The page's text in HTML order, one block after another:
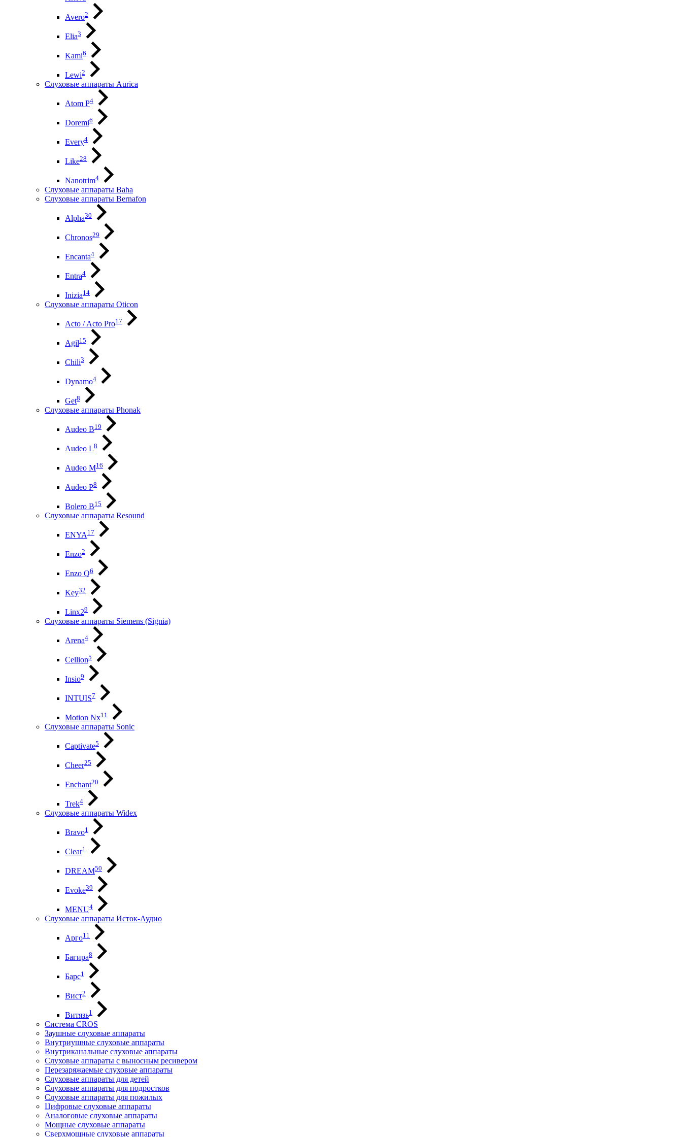
Avero2
Elia3
Kami6
Lewi2
Слуховые аппараты Aurica
Atom P4
Doremi6
Every4
Like28
Nanotrim4
Слуховые аппараты Baha
Слуховые аппараты Bernafon
Alpha30
Chronos29
Encanta4
Entra4
Inizia14
Слуховые аппараты Oticon
Acto / Acto Pro17
Agil15
Chili3
Dynamo4
Get8
Слуховые аппараты Phonak
Audeo B19
Audeo L8
Audeo М16
Audeo P8
Bolero B15
Слуховые аппараты Resound
ENYA17
Enzo2
Enzo Q6
Key32
Linx29
Слуховые аппараты Siemens (Signia)
Arena4
Cellion5
Insio9
INTUIS7
Motion Nx11
Слуховые аппараты Sonic
Captivate5
Cheer25
Enchant20
Trek4
Слуховые аппараты Widex
Bravo1
Clear1
DREAM50
Evoke39
MENU4
Слуховые аппараты Исток-Аудио
Арго11
Багира8
Барс1
Вист2
Витязь1
Система CROS
Заушные слуховые аппараты
Внутриушные слуховые аппараты
Внутриканальные слуховые аппараты
Слуховые аппараты с выносным ресивером
Перезаряжаемые слуховые аппараты
Слуховые аппараты для детей
Слуховые аппараты для подростков
Слуховые аппараты для пожилых
Цифровые слуховые аппараты
Аналоговые слуховые аппараты
Мощные слуховые аппараты
Сверхмощные слуховые аппараты